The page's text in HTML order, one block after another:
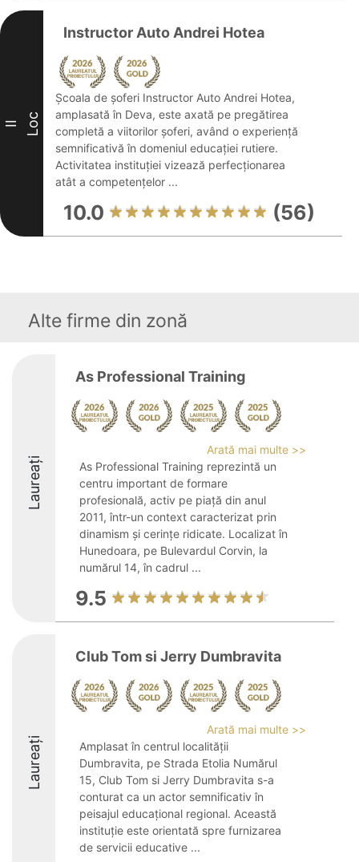
II Loc
Instructor Auto Andrei Hotea
Școala de șoferi Instructor Auto Andrei Hotea,
amplasată în Deva, este axată pe pregătirea
completă a viitorilor șoferi, având o experiență
semnificativă în domeniul educației rutiere.
Activitatea instituției vizează perfecționarea
atât a competențelor ...
10.0 (56)
Alte firme din zonă
Laureați
As Professional Training
Arată mai multe >>
As Professional Training reprezintă un
centru important de formare
profesională, activ pe piață din anul
2011, într-un context caracterizat prin
dinamism și cerințe ridicate. Localizat în
Hunedoara, pe Bulevardul Corvin, la
numărul 14, în cadrul ...
9.5
Laureați
Club Tom si Jerry Dumbravita
Arată mai multe >>
Amplasat în centrul localității
Dumbravita, pe Strada Etolia Numărul
15, Club Tom si Jerry Dumbravita s-a
conturat ca un actor semnificativ în
peisajul educațional regional. Această
instituție este orientată spre furnizarea
de servicii educative ...